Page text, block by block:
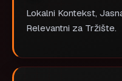
Lokalni Kontekst,
Relevantni za Tržište.